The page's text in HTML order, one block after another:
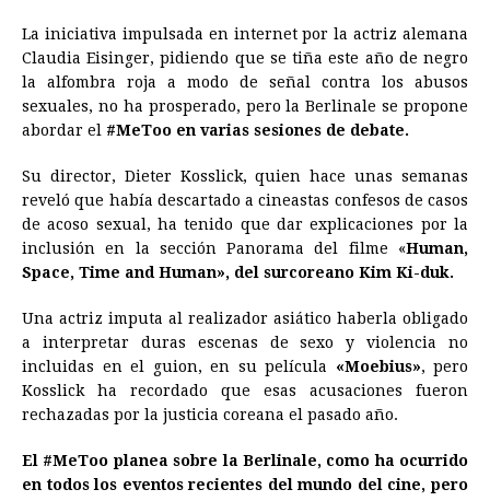
La iniciativa impulsada en internet por la actriz alemana
Claudia Eisinger, pidiendo que se tiña este año de negro
la alfombra roja a modo de señal contra los abusos
sexuales, no ha prosperado, pero la Berlinale se propone
abordar el #MeToo en varias sesiones de debate.
Su director, Dieter Kosslick, quien hace unas semanas
reveló que había descartado a cineastas confesos de casos
de acoso sexual, ha tenido que dar explicaciones por la
inclusión en la sección Panorama del filme «Human,
Space, Time and Human», del surcoreano Kim Ki-duk.
Una actriz imputa al realizador asiático haberla obligado
a interpretar duras escenas de sexo y violencia no
incluidas en el guion, en su película «Moebius», pero
Kosslick ha recordado que esas acusaciones fueron
rechazadas por la justicia coreana el pasado año.
El #MeToo planea sobre la Berlinale, como ha ocurrido
en todos los eventos recientes del mundo del cine, pero